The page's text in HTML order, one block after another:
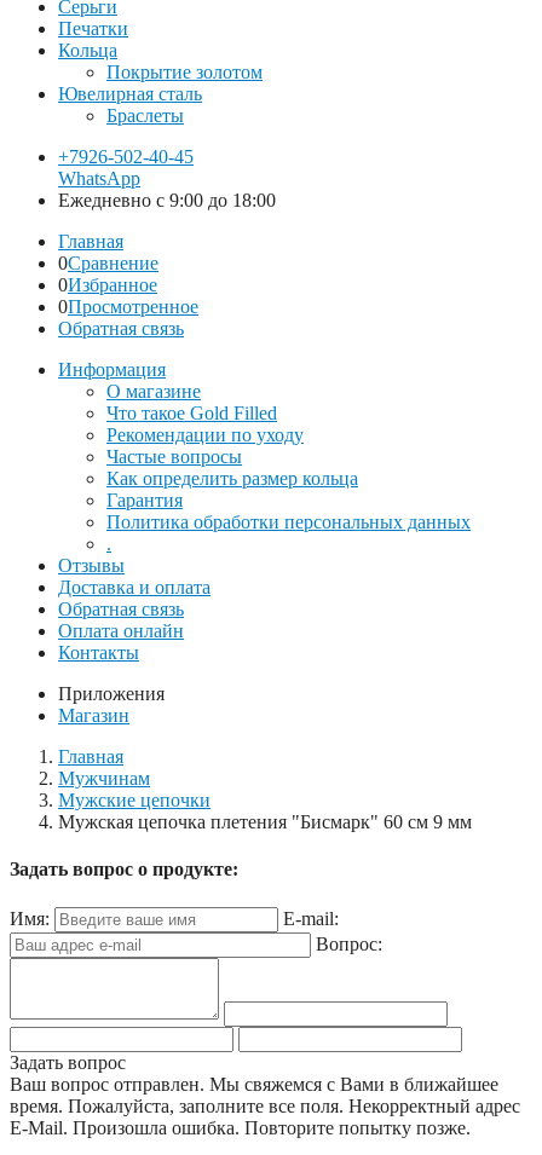
Серьги
Печатки
Кольца
Покрытие золотом
Ювелирная сталь
Браслеты
+7926-502-40-45
WhatsApp
Ежедневно с 9:00 до 18:00
Главная
0Сравнение
0Избранное
0Просмотренное
Обратная связь
Информация
О магазине
Что такое Gold Filled
Рекомендации по уходу
Частые вопросы
Как определить размер кольца
Гарантия
Политика обработки персональных данных
.
Отзывы
Доставка и оплата
Обратная связь
Оплата онлайн
Контакты
Приложения
Магазин
Главная
Мужчинам
Мужские цепочки
Мужская цепочка плетения "Бисмарк" 60 см 9 мм
Задать вопрос о продукте:
Имя:
E-mail:
Вопрос:
Задать вопрос
Ваш вопрос отправлен. Мы свяжемся с Вами в ближайшее
время. Пожалуйста, заполните все поля. Некорректный адрес
E-Mail. Произошла ошибка. Повторите попытку позже.